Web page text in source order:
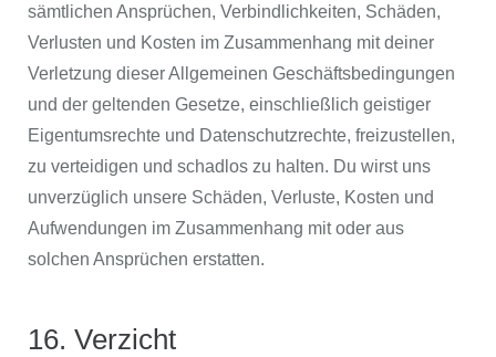
sämtlichen Ansprüchen, Verbindlichkeiten, Schäden,
Verlusten und Kosten im Zusammenhang mit deiner
Verletzung dieser Allgemeinen Geschäftsbedingungen
und der geltenden Gesetze, einschließlich geistiger
Eigentumsrechte und Datenschutzrechte, freizustellen,
zu verteidigen und schadlos zu halten. Du wirst uns
unverzüglich unsere Schäden, Verluste, Kosten und
Aufwendungen im Zusammenhang mit oder aus
solchen Ansprüchen erstatten.
16. Verzicht